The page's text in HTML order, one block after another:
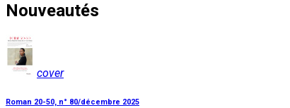
Nouveautés
cover
Roman 20-50, n° 80/décembre 2025